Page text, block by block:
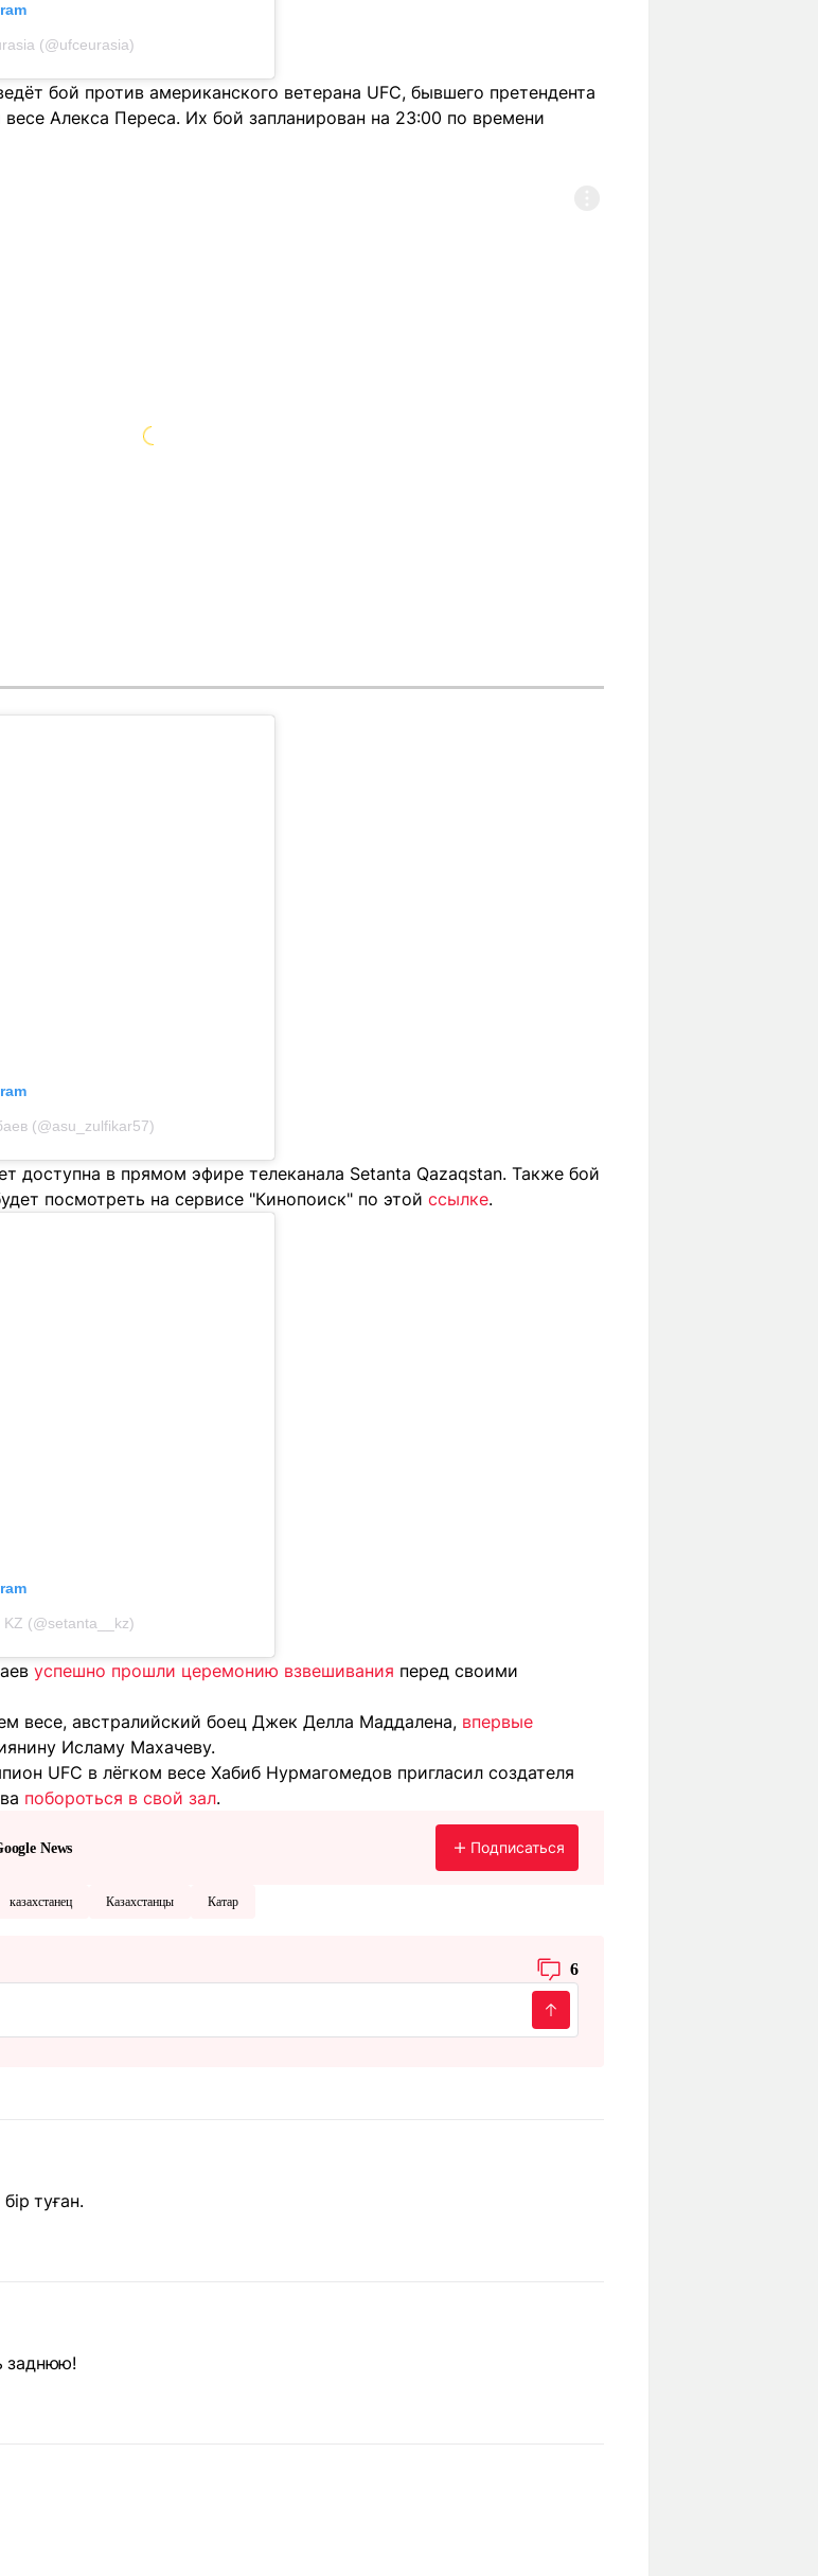
(@ufceurasia)
бой против американского ветерана UFC, бывшего претендента
Алекса Переса. Их бой запланирован на 23:00 по времени
(@asu_zulfikar57)
доступна в прямом эфире телеканала Setanta Qazaqstan. Также бой
посмотреть на сервисе "Кинопоиск" по этой ссылке.
KZ (@setanta__kz)
успешно прошли церемонию взвешивания перед своими
весе, австралийский боец Джек Делла Маддалена, впервые
Исламу Махачеву.
UFC в лёгком весе Хабиб Нурмагомедов пригласил создателя
побороться в свой зал.
News Подписаться
казахстанец Казахстанцы Катар
6
туған.
заднюю!